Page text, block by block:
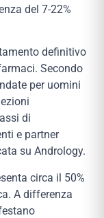
del 7-22%
definitivo
Secondo
per uomini
di
e partner
su Andrology.
circa il 50%
A differenza